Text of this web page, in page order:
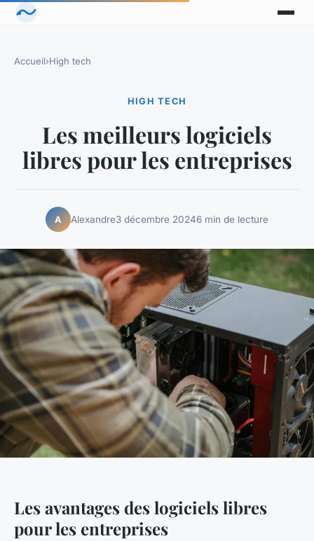
Accueil›High tech
HIGH TECH
Les meilleurs logiciels
libres pour les entreprises
A Alexandre3 décembre 20246 min de lecture
Les avantages des logiciels libres
pour les entreprises